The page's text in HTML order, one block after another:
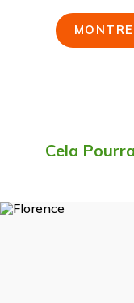
Cela